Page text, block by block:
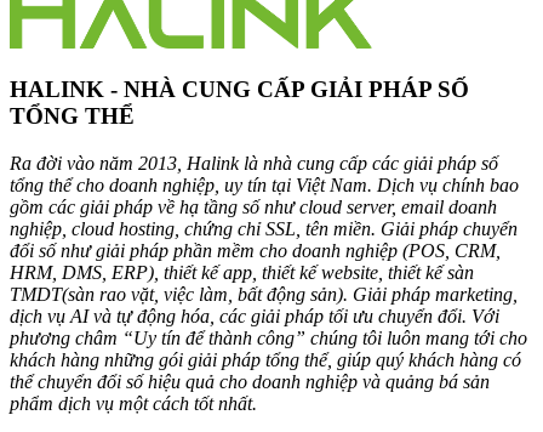
HALINK - NHÀ CUNG CẤP GIẢI PHÁP SỐ
TỔNG THỂ
Ra đời vào năm 2013, Halink là nhà cung cấp các giải pháp số
tổng thể cho doanh nghiệp, uy tín tại Việt Nam. Dịch vụ chính bao
gồm các giải pháp về hạ tầng số như cloud server, email doanh
nghiệp, cloud hosting, chứng chỉ SSL, tên miền. Giải pháp chuyển
đổi số như giải pháp phần mềm cho doanh nghiệp (POS, CRM,
HRM, DMS, ERP), thiết kế app, thiết kế website, thiết kế sàn
TMDT(sàn rao vặt, việc làm, bất động sản). Giải pháp marketing,
dịch vụ AI và tự động hóa, các giải pháp tối ưu chuyển đổi. Với
phương châm “Uy tín để thành công” chúng tôi luôn mang tới cho
khách hàng những gói giải pháp tổng thể, giúp quý khách hàng có
thể chuyển đổi số hiệu quả cho doanh nghiệp và quảng bá sản
phẩm dịch vụ một cách tốt nhất.